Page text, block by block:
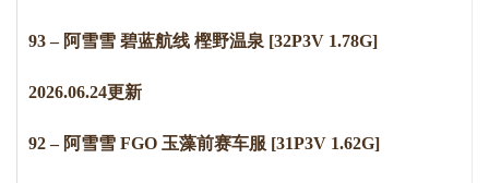
93 – 阿雪雪 碧蓝航线 樫野温泉 [32P3V 1.78G]
2026.06.24更新
92 – 阿雪雪 FGO 玉藻前赛车服 [31P3V 1.62G]